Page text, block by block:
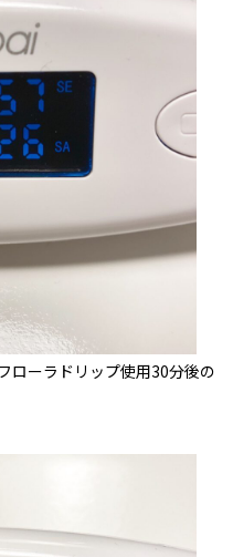
ローラドリップ使用30分後の